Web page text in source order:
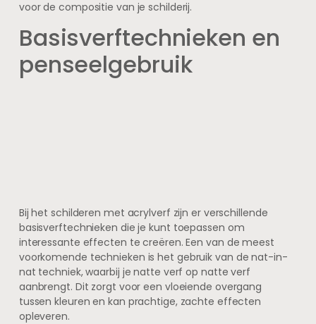
voor de compositie van je schilderij.
Basisverftechnieken en
penseelgebruik
Bij het schilderen met acrylverf zijn er verschillende
basisverftechnieken die je kunt toepassen om
interessante effecten te creëren. Een van de meest
voorkomende technieken is het gebruik van de nat-in-
nat techniek, waarbij je natte verf op natte verf
aanbrengt. Dit zorgt voor een vloeiende overgang
tussen kleuren en kan prachtige, zachte effecten
opleveren.